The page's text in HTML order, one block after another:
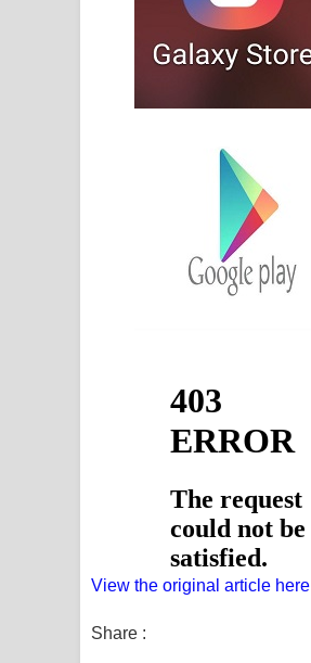
View the original article here
Share :